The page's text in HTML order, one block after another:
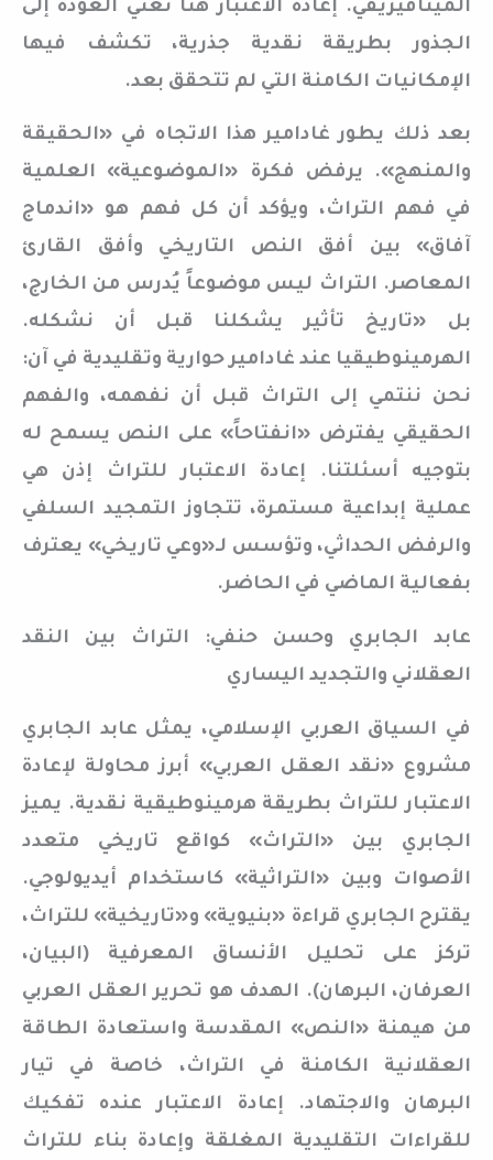
الميتافيزيقي. إعادة الاعتبار هنا تعني العودة إلى
الجذور بطريقة نقدية جذرية، تكشف فيها
الإمكانيات الكامنة التي لم تتحقق بعد.
بعد ذلك يطور غادامير هذا الاتجاه في «الحقيقة
والمنهج». يرفض فكرة «الموضوعية» العلمية
في فهم التراث، ويؤكد أن كل فهم هو «اندماج
آفاق» بين أفق النص التاريخي وأفق القارئ
المعاصر. التراث ليس موضوعاً يُدرس من الخارج،
بل «تاريخ تأثير يشكلنا قبل أن نشكله.
الهرمينوطيقيا عند غادامير حوارية وتقليدية في آن:
نحن ننتمي إلى التراث قبل أن نفهمه، والفهم
الحقيقي يفترض «انفتاحاً» على النص يسمح له
بتوجيه أسئلتنا. إعادة الاعتبار للتراث إذن هي
عملية إبداعية مستمرة، تتجاوز التمجيد السلفي
والرفض الحداثي، وتؤسس لـ«وعي تاريخي» يعترف
بفعالية الماضي في الحاضر.
عابد الجابري وحسن حنفي: التراث بين النقد
العقلاني والتجديد اليساري
في السياق العربي الإسلامي، يمثل عابد الجابري
مشروع «نقد العقل العربي» أبرز محاولة لإعادة
الاعتبار للتراث بطريقة هرمينوطيقية نقدية. يميز
الجابري بين «التراث» كواقع تاريخي متعدد
الأصوات وبين «التراثية» كاستخدام أيديولوجي.
يقترح الجابري قراءة «بنيوية» و«تاريخية» للتراث،
تركز على تحليل الأنساق المعرفية (البيان،
العرفان، البرهان). الهدف هو تحرير العقل العربي
من هيمنة «النص» المقدسة واستعادة الطاقة
العقلانية الكامنة في التراث، خاصة في تيار
البرهان والاجتهاد. إعادة الاعتبار عنده تفكيك
للقراءات التقليدية المغلقة وإعادة بناء للتراث